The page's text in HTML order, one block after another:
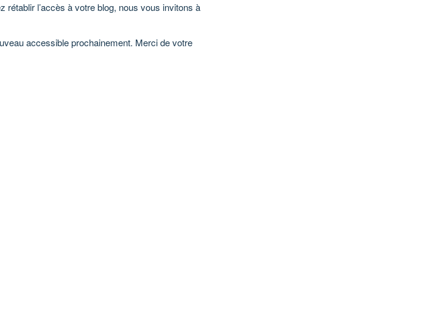
rétablir l’accès à votre blog, nous vous invitons à
accessible prochainement. Merci de votre